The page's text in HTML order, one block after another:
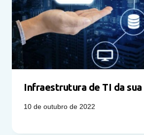
Infraestrutura de TI da
10 de outubro de 2022